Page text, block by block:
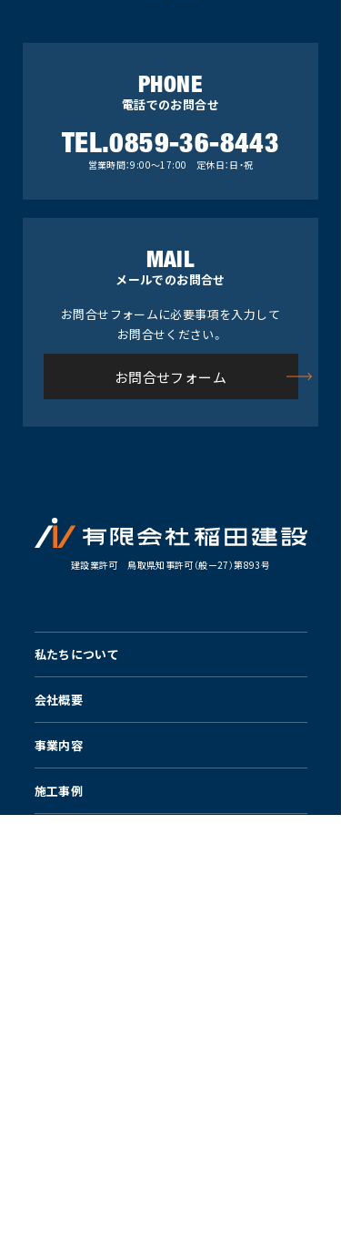
RECRUIT
PHONE
電話でのお問合せ
TEL.0859-36-8443
営業時間：9:00～17:00 定休日：日・祝
MAIL
メールでのお問合せ
お問合せフォームに必要事項を入力して
お問合せください。
お問合せフォーム
建設業許可 鳥取県知事許可（般ー27）第893号
私たちについて
会社概要
事業内容
施工事例